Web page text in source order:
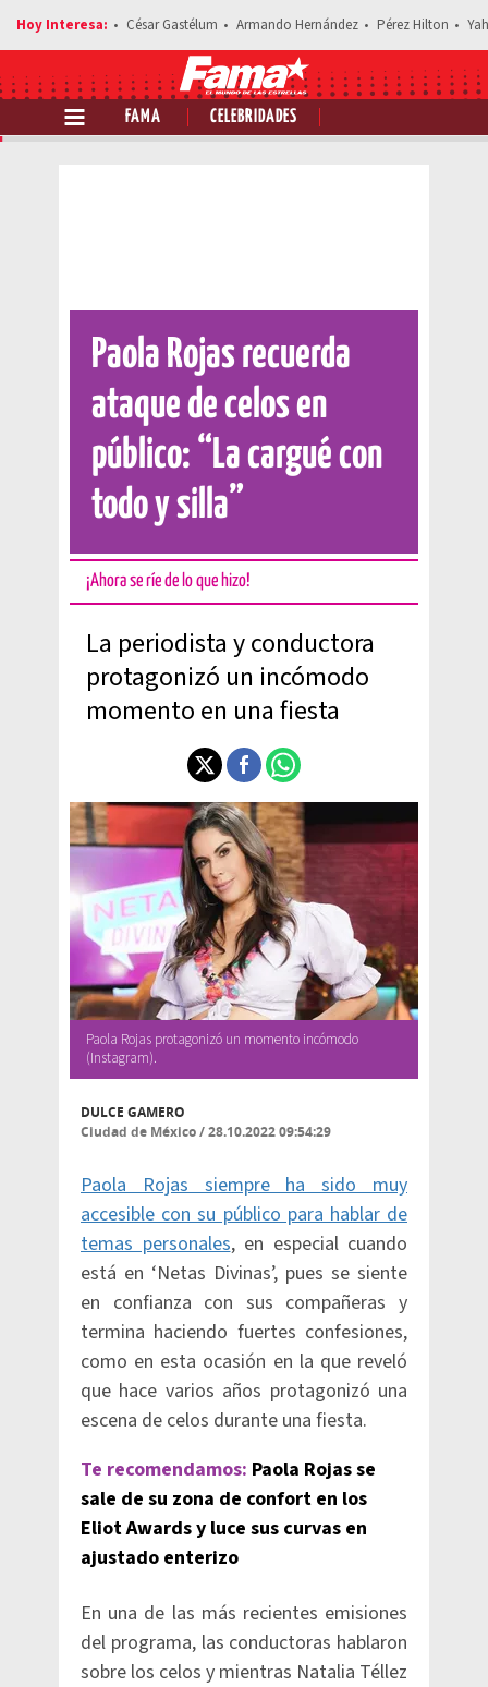
César Gastélum Armando Hernández Pérez Hilton
FAMA CELEBRIDADES
Comparte esta noticia
Paola Rojas recuerda
ataque de celos en
público: “La cargué con
todo y silla”
¡Ahora se ríe de lo que hizo!
La periodista y conductora
protagonizó un incómodo
momento en una fiesta
Paola Rojas protagonizó un momento incómodo
(Instagram).
DULCE GAMERO
Ciudad de México/28.10.2022 09:54:29
Paola Rojas siempre ha sido muy
accesible con su público para hablar de
temas personales, en especial cuando
está en ‘Netas Divinas’, pues se siente
en confianza con sus compañeras y
termina haciendo fuertes confesiones,
como en esta ocasión en la que reveló
que hace varios años protagonizó una
escena de celos durante una fiesta.
Te recomendamos: Paola Rojas se
sale de su zona de confort en los
Eliot Awards y luce sus curvas en
ajustado enterizo
En una de las más recientes emisiones
del programa, las conductoras hablaron
sobre los celos y mientras Natalia Téllez